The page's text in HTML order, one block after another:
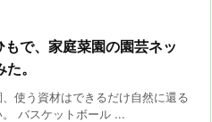
で、家庭菜園の園芸ネッ
。
使う資材はできるだけ自然に還る
。 バスケットボール ...